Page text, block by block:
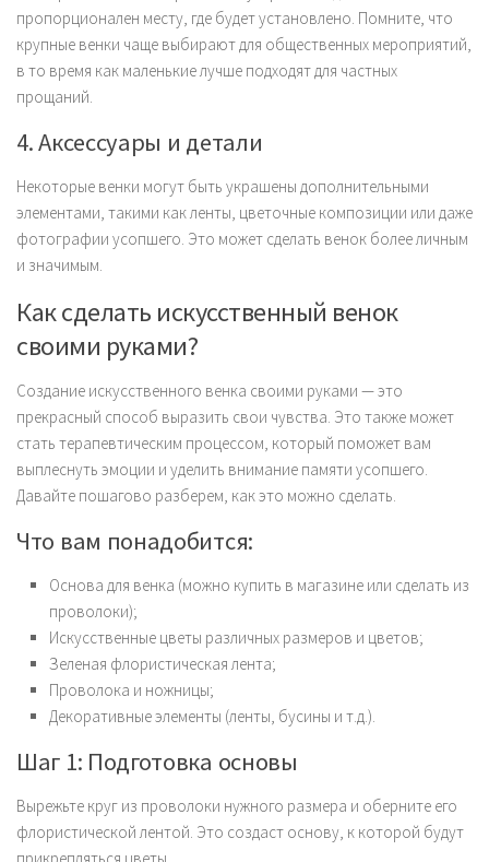
пропорционален месту, где будет установлено. Помните, что
крупные венки чаще выбирают для общественных мероприятий,
в то время как маленькие лучше подходят для частных
прощаний.
4. Аксессуары и детали
Некоторые венки могут быть украшены дополнительными
элементами, такими как ленты, цветочные композиции или даже
фотографии усопшего. Это может сделать венок более личным
и значимым.
Как сделать искусственный венок
своими руками?
Создание искусственного венка своими руками — это
прекрасный способ выразить свои чувства. Это также может
стать терапевтическим процессом, который поможет вам
выплеснуть эмоции и уделить внимание памяти усопшего.
Давайте пошагово разберем, как это можно сделать.
Что вам понадобится:
Основа для венка (можно купить в магазине или сделать из
проволоки);
Искусственные цветы различных размеров и цветов;
Зеленая флористическая лента;
Проволока и ножницы;
Декоративные элементы (ленты, бусины и т.д.).
Шаг 1: Подготовка основы
Вырежьте круг из проволоки нужного размера и оберните его
флористической лентой. Это создаст основу, к которой будут